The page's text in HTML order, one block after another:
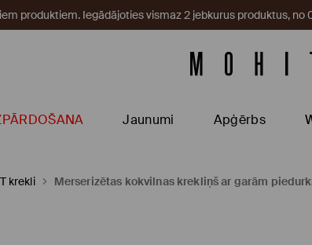
produktiem. Iegādājoties vismaz 2 jebkurus produktus, no
Jaunumi Apģērbs
krekli Merserizētas kokvilnas krekliņš ar garām